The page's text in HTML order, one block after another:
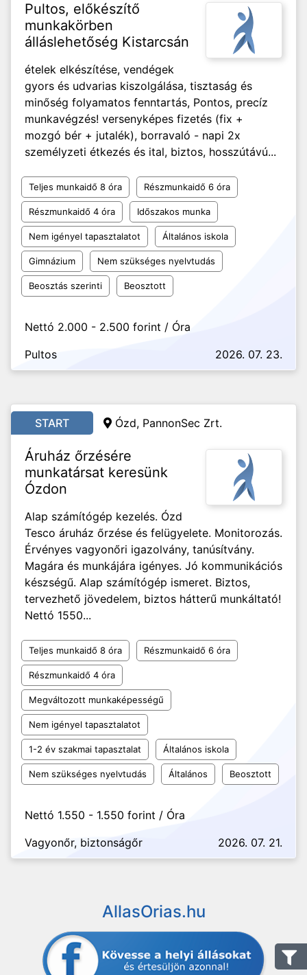
Pultos, előkészítő
munkakörben
álláslehetőség Kistarcsán
ételek elkészítése, vendégek
gyors és udvarias kiszolgálása, tisztaság és
minőség folyamatos fenntartás, Pontos, precíz
munkavégzés! versenyképes fizetés (fix +
mozgó bér + jutalék), borravaló - napi 2x
személyzeti étkezés és ital, biztos, hosszútávú...
Teljes munkaidő 8 óra Részmunkaidő 6 óra
Részmunkaidő 4 óra Időszakos munka
Nem igényel tapasztalatot Általános iskola
Gimnázium Nem szükséges nyelvtudás
Beosztás szerinti Beosztott
Nettó 2.000 - 2.500 forint / Óra
Pultos
2026. 07. 23.
START Ózd, PannonSec Zrt.
Áruház őrzésére
munkatársat keresünk
Ózdon
Alap számítógép kezelés. Ózd
Tesco áruház őrzése és felügyelete. Monitorozás.
Érvényes vagyonőri igazolvány, tanúsítvány.
Magára és munkájára igényes. Jó kommunikációs
készségű. Alap számítógép ismeret. Biztos,
tervezhető jövedelem, biztos hátterű munkáltató!
Nettó 1550...
Teljes munkaidő 8 óra Részmunkaidő 6 óra
Részmunkaidő 4 óra
Megváltozott munkaképességű
Nem igényel tapasztalatot
1-2 év szakmai tapasztalat Általános iskola
Nem szükséges nyelvtudás Általános Beosztott
Nettó 1.550 - 1.550 forint / Óra
Vagyonőr, biztonságőr
2026. 07. 21.
AllasOrias.hu